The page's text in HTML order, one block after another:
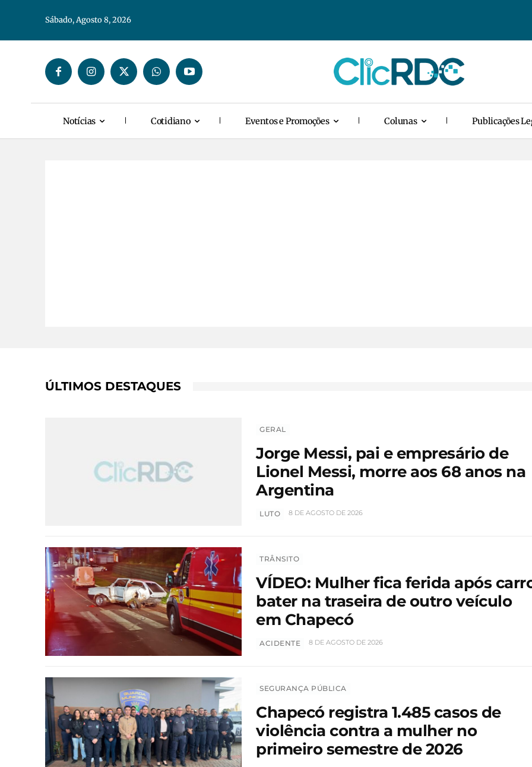
Sábado, Agosto 8, 2026
Notícias Cotidiano Eventos e Promoções Colunas Publicações
ÚLTIMOS DESTAQUES
GERAL
Jorge Messi, pai e empresário de
Lionel Messi, morre aos 68 anos na
Argentina
LUTO 8 DE AGOSTO DE 2026
TRÂNSITO
VÍDEO: Mulher fica ferida após
bater na traseira de outro veículo
em Chapecó
ACIDENTE 8 DE AGOSTO DE 2026
SEGURANÇA PÚBLICA
Chapecó registra 1.485 casos de
violência contra a mulher no
primeiro semestre de 2026